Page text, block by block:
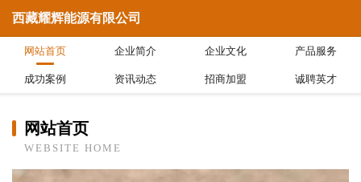
西藏耀辉能源有限公司
网站首页 企业简介 企业文化 产品服务
成功案例 资讯动态 招商加盟 诚聘英才
网站首页
WEBSITE HOME